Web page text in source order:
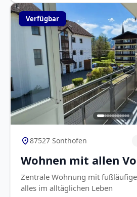
Verfügbar
location_on87527 Sonthofen
Wohnen mit allen
Zentrale Wohnung mit
alles im alltäglichen Leben